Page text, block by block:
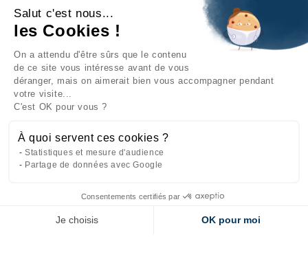
INFORMATIONS
NOTRE SOCIÉTÉ
NOS PRODUITS
CATÉGORIES
Site réalisé par l'agence web Makeo
Salut c'est nous...
les Cookies !
On a attendu d'être sûrs que le contenu
de ce site vous intéresse avant de vous
déranger, mais on aimerait bien vous accompagner pendant
votre visite...
C'est OK pour vous ?
À quoi servent ces cookies ?
Statistiques et mesure d'audience
Partage de données avec Google
Consentements certifiés par
Je choisis
OK pour moi